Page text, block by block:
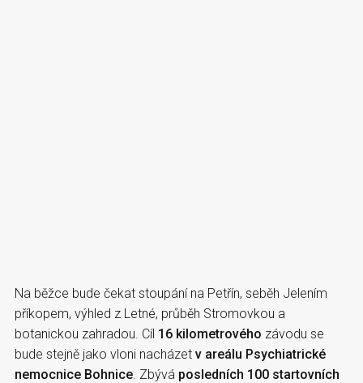
Na běžce bude čekat stoupání na Petřín, seběh Jelením
příkopem, výhled z Letné, průběh Stromovkou a
botanickou zahradou. Cíl 16 kilometrového závodu se
bude stejně jako vloni nacházet v areálu Psychiatrické
nemocnice Bohnice . Zbývá posledních 100 startovních